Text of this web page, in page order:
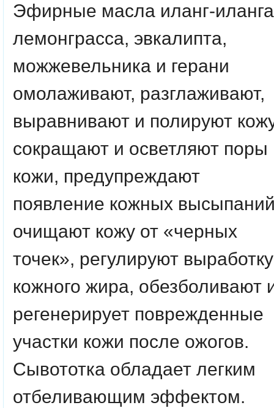
Эфирные масла иланг-
лемонграсса, эвкалипта,
можжевельника и герани
омолаживают, разглаживают,
выравнивают и полируют
сокращают и осветляют поры
кожи, предупреждают
появление кожных
очищают кожу от «черных
точек», регулируют выработку
кожного жира, обезболивают
регенерирует поврежденные
участки кожи после ожогов.
Сывототка обладает легким
отбеливающим эффектом.